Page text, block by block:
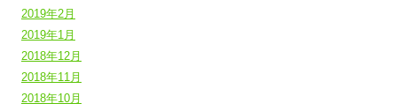
2019年2月
2019年1月
2018年12月
2018年11月
2018年10月